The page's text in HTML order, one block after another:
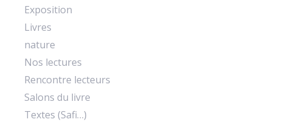
Exposition
Livres
nature
Nos lectures
Rencontre lecteurs
Salons du livre
Textes (Safi…)